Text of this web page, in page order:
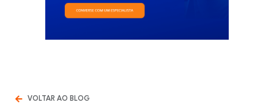
VOLTAR AO BLOG